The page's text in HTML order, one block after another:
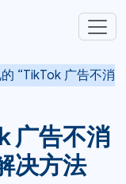
“TikTok 广告不消
广告不消
决方法